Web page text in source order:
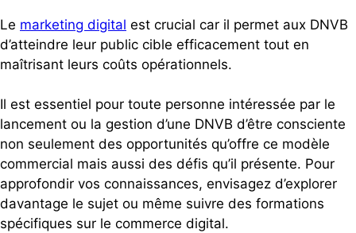
Le marketing digital est crucial car il permet aux DNVB
d’atteindre leur public cible efficacement tout en
maîtrisant leurs coûts opérationnels.
Il est essentiel pour toute personne intéressée par le
lancement ou la gestion d’une DNVB d’être consciente
non seulement des opportunités qu’offre ce modèle
commercial mais aussi des défis qu’il présente. Pour
approfondir vos connaissances, envisagez d’explorer
davantage le sujet ou même suivre des formations
spécifiques sur le commerce digital.